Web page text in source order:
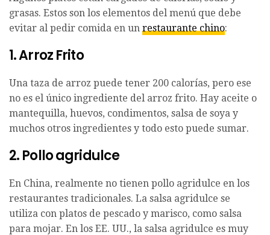
grasas. Estos son los elementos del menú que debe
evitar al pedir comida en un restaurante chino:
1. Arroz Frito
Una taza de arroz puede tener 200 calorías, pero ese
no es el único ingrediente del arroz frito. Hay aceite o
mantequilla, huevos, condimentos, salsa de soya y
muchos otros ingredientes y todo esto puede sumar.
2. Pollo agridulce
En China, realmente no tienen pollo agridulce en los
restaurantes tradicionales. La salsa agridulce se
utiliza con platos de pescado y marisco, como salsa
para mojar. En los EE. UU., la salsa agridulce es muy